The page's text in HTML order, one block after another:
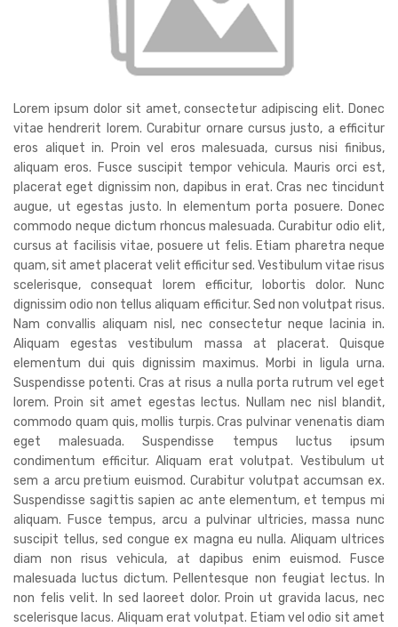
Lorem ipsum dolor sit amet, consectetur adipiscing elit. Donec
vitae hendrerit lorem. Curabitur ornare cursus justo, a efficitur
eros aliquet in. Proin vel eros malesuada, cursus nisi finibus,
aliquam eros. Fusce suscipit tempor vehicula. Mauris orci est,
placerat eget dignissim non, dapibus in erat. Cras nec tincidunt
augue, ut egestas justo. In elementum porta posuere. Donec
commodo neque dictum rhoncus malesuada. Curabitur odio elit,
cursus at facilisis vitae, posuere ut felis. Etiam pharetra neque
quam, sit amet placerat velit efficitur sed. Vestibulum vitae risus
scelerisque, consequat lorem efficitur, lobortis dolor. Nunc
dignissim odio non tellus aliquam efficitur. Sed non volutpat risus.
Nam convallis aliquam nisl, nec consectetur neque lacinia in.
Aliquam egestas vestibulum massa at placerat. Quisque
elementum dui quis dignissim maximus. Morbi in ligula urna.
Suspendisse potenti. Cras at risus a nulla porta rutrum vel eget
lorem. Proin sit amet egestas lectus. Nullam nec nisl blandit,
commodo quam quis, mollis turpis. Cras pulvinar venenatis diam
eget malesuada. Suspendisse tempus luctus ipsum
condimentum efficitur. Aliquam erat volutpat. Vestibulum ut
sem a arcu pretium euismod. Curabitur volutpat accumsan ex.
Suspendisse sagittis sapien ac ante elementum, et tempus mi
aliquam. Fusce tempus, arcu a pulvinar ultricies, massa nunc
suscipit tellus, sed congue ex magna eu nulla. Aliquam ultrices
diam non risus vehicula, at dapibus enim euismod. Fusce
malesuada luctus dictum. Pellentesque non feugiat lectus. In
non felis velit. In sed laoreet dolor. Proin ut gravida lacus, nec
scelerisque lacus. Aliquam erat volutpat. Etiam vel odio sit amet